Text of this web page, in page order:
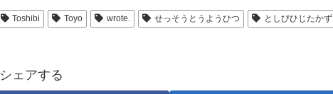
Toshibi Toyo wrote. せっそうとうようひつ としびひじたかず
シェアする